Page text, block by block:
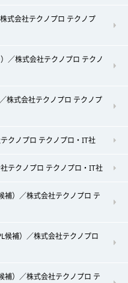
式会社テクノプロ テクノプ
／株式会社テクノプロ テクノ
株式会社テクノプロ テクノプ
クノプロ テクノプロ・IT社
テクノプロ テクノプロ・IT社
補）／株式会社テクノプロ テ
候補）／株式会社テクノプロ
補）／株式会社テクノプロ テ